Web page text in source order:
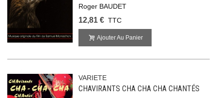
Roger BAUDET
12,81 € TTC
Ajouter Au Panier
VARIETE
CHAVIRANTS CHA CHA CHA CHANTÉS